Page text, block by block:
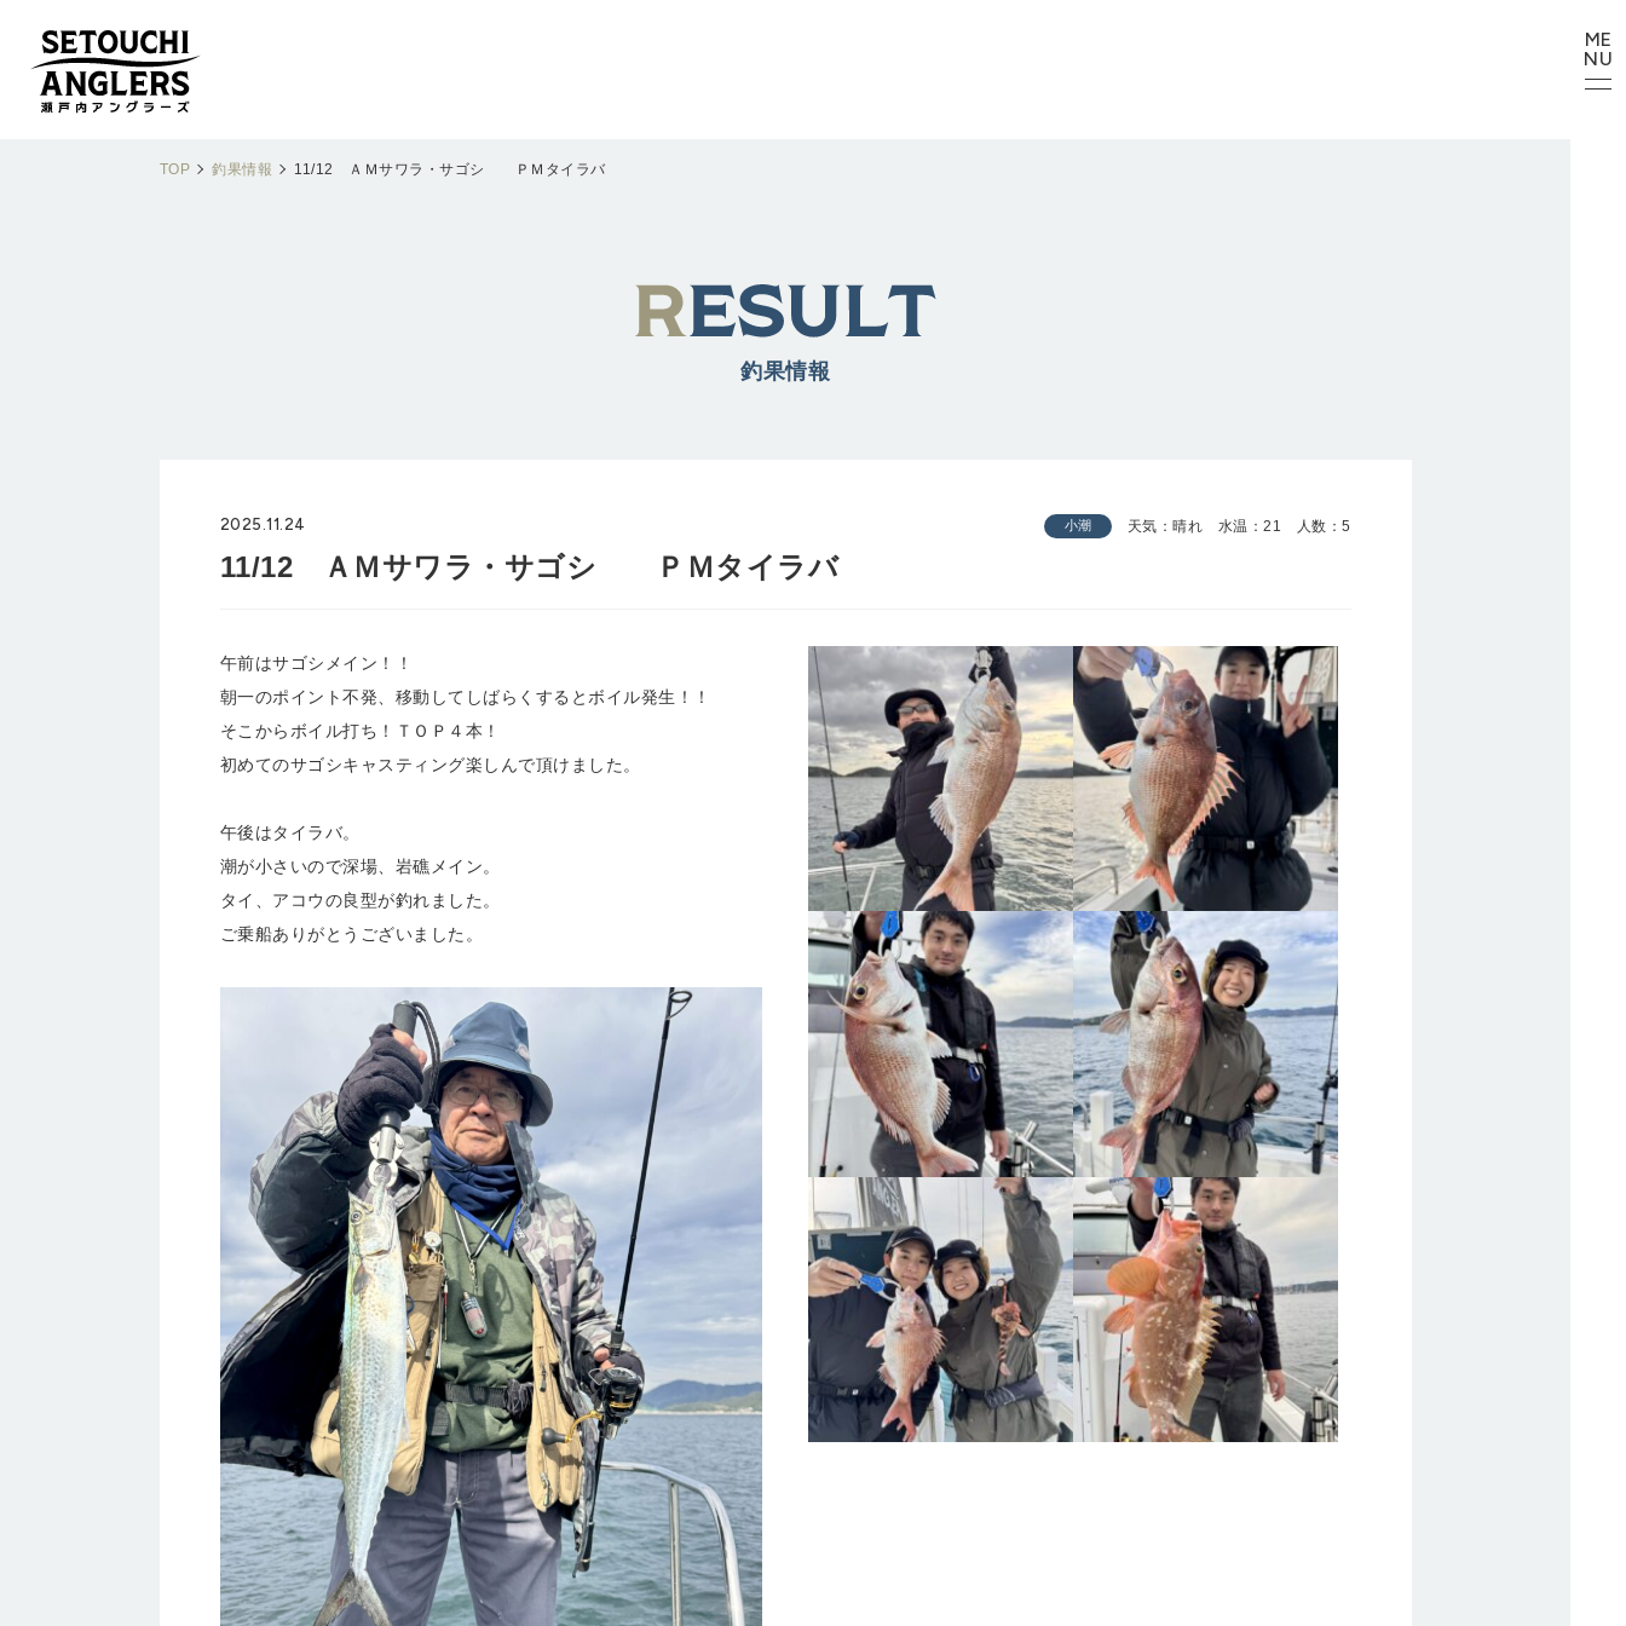
ME
NU
TOP 釣果情報 11/12 ＡＭサワラ・サゴシ ＰＭタイラバ
釣果情報
2025.11.24
11/12 ＡＭサワラ・サゴシ ＰＭタイラバ
小潮 天気：晴れ 水温：21 人数：5
午前はサゴシメイン！！
朝一のポイント不発、移動してしばらくするとボイル発生！！
そこからボイル打ち！ＴＯＰ４本！
初めてのサゴシキャスティング楽しんで頂けました。
午後はタイラバ。
潮が小さいので深場、岩礁メイン。
タイ、アコウの良型が釣れました。
ご乗船ありがとうございました。